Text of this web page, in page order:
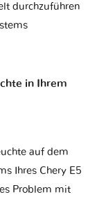
durchzuführen
in Ihrem
auf dem
Ihres Chery E5
Problem mit